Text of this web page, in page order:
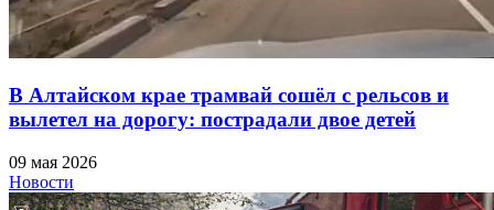
В Алтайском крае трамвай сошёл с рельсов и
вылетел на дорогу: пострадали двое детей
09 мая 2026
Новости